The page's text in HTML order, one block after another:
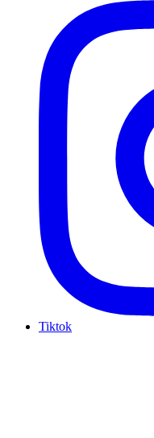
Tiktok